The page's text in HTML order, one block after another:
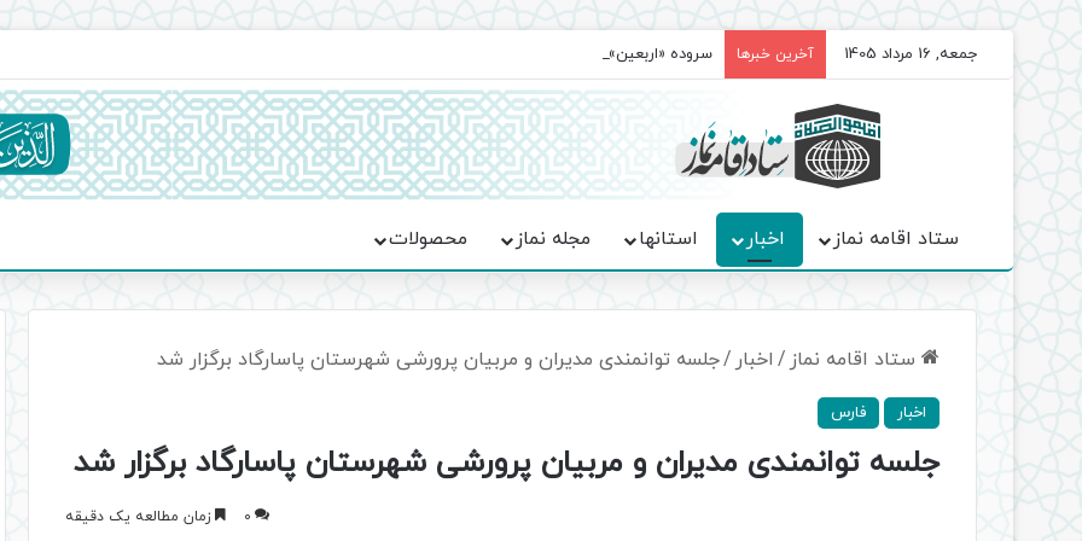
جمعه, 16 مرداد 1405 آخرین خبرها سروده‌ «اربعین»؛ روایت حماسه، استقامت و تمدن‌سازی امت اسلامی
ستاد اقامه نماز اخبار استانها مجله نماز محصولات
ستاد اقامه نماز / اخبار /جلسه توانمندی مدیران و مربیان پرورشی شهرستان پاسارگاد برگزار شد
اخبار فارس
جلسه توانمندی مدیران و مربیان پرورشی شهرستان پاسارگاد برگزار شد
0 زمان مطالعه یک دقیقه